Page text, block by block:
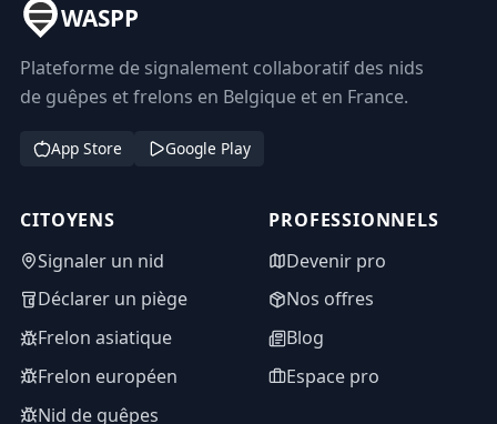
WASPP
Plateforme de signalement collaboratif des nids
de guêpes et frelons en Belgique et en France.
App Store Google Play
CITOYENS
Signaler un nid
Déclarer un piège
Frelon asiatique
Frelon européen
Nid de guêpes
PROFESSIONNELS
Devenir pro
Nos offres
Blog
Espace pro